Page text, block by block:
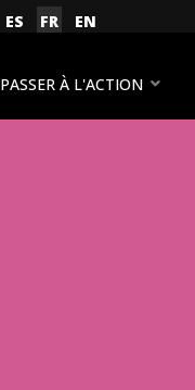
Sélectionnez votre
ES FR EN
PASSER À L'ACTION